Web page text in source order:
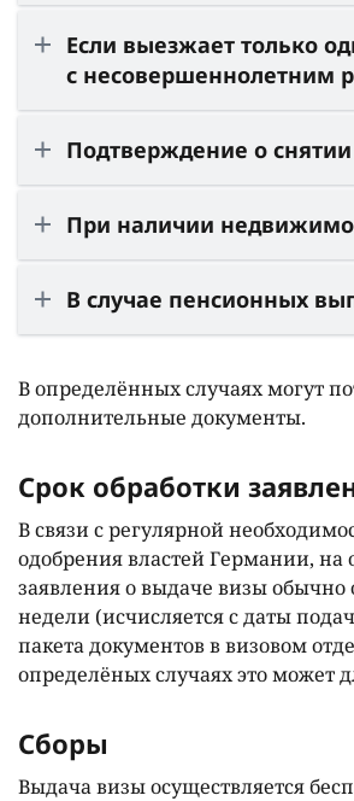
Если выезжает только
с несовершеннолетним
Подтверждение о снятии
При наличии
В случае пенсионных
В определённых случаях могут
дополнительные документы.
Срок обработки
В связи с регулярной
одобрения властей Германии, на
заявления о выдаче визы обычно
недели (исчисляется с даты
пакета документов в визовом
определёных случаях это может
Сборы
Выдача визы осуществляется